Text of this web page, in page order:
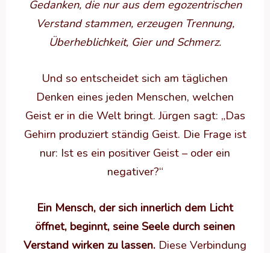
Gedanken, die nur aus dem egozentrischen
Verstand stammen, erzeugen Trennung,
Überheblichkeit, Gier und Schmerz.
Und so entscheidet sich am täglichen
Denken eines jeden Menschen, welchen
Geist er in die Welt bringt. Jürgen sagt: „Das
Gehirn produziert ständig Geist. Die Frage ist
nur: Ist es ein positiver Geist – oder ein
negativer?“
Ein Mensch, der sich innerlich dem Licht
öffnet, beginnt, seine Seele durch seinen
Verstand wirken zu lassen. Diese Verbindung